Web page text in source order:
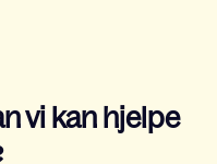
vi kan hjelpe